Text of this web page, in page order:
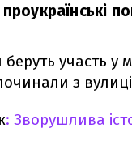
проукраїнські
участь у
з
: Зворушлива